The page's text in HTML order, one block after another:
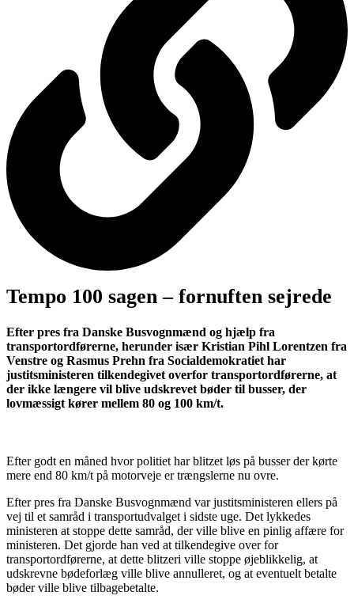
Tempo 100 sagen – fornuften sejrede
Efter pres fra Danske Busvognmænd og hjælp fra
transportordførerne, herunder især Kristian Pihl Lorentzen fra
Venstre og Rasmus Prehn fra Socialdemokratiet har
justitsministeren tilkendegivet overfor transportordførerne, at
der ikke længere vil blive udskrevet bøder til busser, der
lovmæssigt kører mellem 80 og 100 km/t.
Efter godt en måned hvor politiet har blitzet løs på busser der kørte
mere end 80 km/t på motorveje er trængslerne nu ovre.
Efter pres fra Danske Busvognmænd var justitsministeren ellers på
vej til et samråd i transportudvalget i sidste uge. Det lykkedes
ministeren at stoppe dette samråd, der ville blive en pinlig affære for
ministeren. Det gjorde han ved at tilkendegive over for
transportordførerne, at dette blitzeri ville stoppe øjeblikkelig, at
udskrevne bødeforlæg ville blive annulleret, og at eventuelt betalte
bøder ville blive tilbagebetalte.